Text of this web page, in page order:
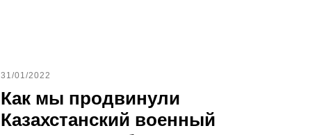
31/01/2022
Как мы продвинули
Казахстанский военный